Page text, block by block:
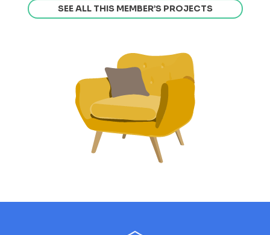
SEE ALL THIS MEMBER’S PROJECTS